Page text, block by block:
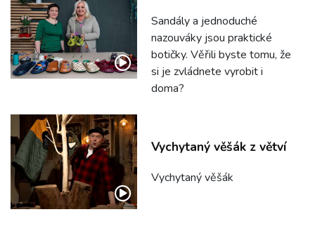
Sandály a jednoduché
nazouváky jsou praktické
botičky. Věřili byste tomu, že
si je zvládnete vyrobit i
doma?
Vychytaný věšák z větví
Vychytaný věšák